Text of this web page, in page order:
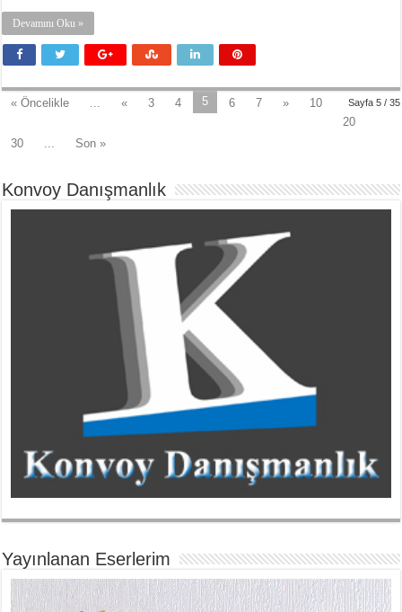
Devamını Oku »
Sayfa 5 / 35
« Öncelikle « 3 4 5 6 7 »
10
20
30
Son »
Konvoy Danışmanlık
Yayınlanan Eserlerim